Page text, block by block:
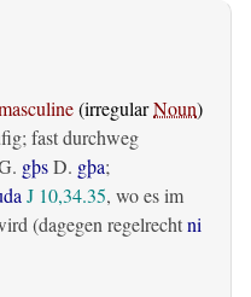
(irregularNoun)
fast durchweg
gþsD. gþa;
J 10,34.35, wo es im
(dagegen regelrechtni